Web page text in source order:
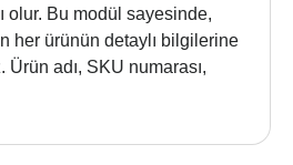
olur. Bu modül sayesinde,
her ürünün detaylı bilgilerine
Ürün adı, SKU numarası,